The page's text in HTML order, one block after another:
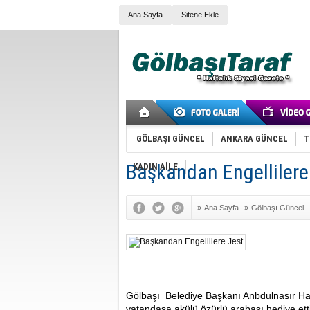
Ana Sayfa Sitene Ekle
GÖLBAŞI GÜNCEL ANKARA GÜNCEL
KADIN AİLE
Başkandan
» Ana Sayfa » Gölbaşı Güncel
Gölbaşı
Belediye Başkanı Anbdulnasır